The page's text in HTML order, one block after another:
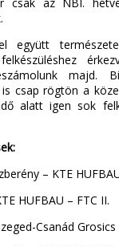
együtt
majd.
csap rögtön a
alatt igen sok
– KTE
HUFBAU – FTC II.
Csanád Grosics